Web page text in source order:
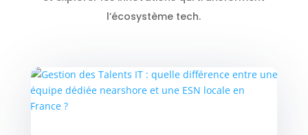
l’écosystème tech.